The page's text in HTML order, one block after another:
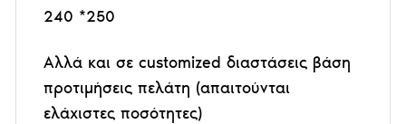
240 *250
Αλλά και σε customized διαστάσεις βάση
προτιμήσεις πελάτη (απαιτούνται
ελάχιστες ποσότητες)